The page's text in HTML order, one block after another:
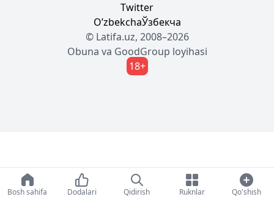
Twitter
OʼzbekchaЎзбекча
© Latifa.uz, 2008–2026
Obuna va GoodGroup loyihasi
18+
Bosh sahifa Dodalari Qidirish Ruknlar Qo'shish